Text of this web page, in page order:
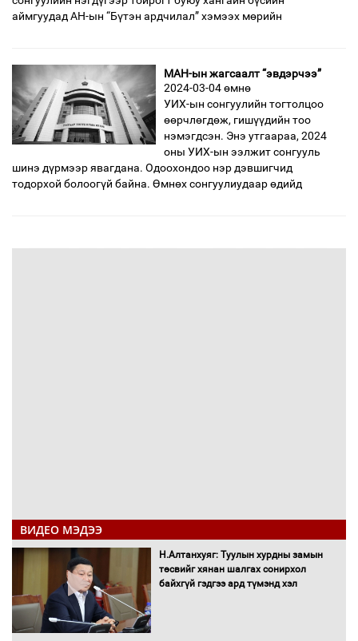
аймгуудад АН-ын “Бүтэн ардчилал” хэмээх мөрийн
МАН-ын жагсаалт “эвдэрчээ”
2024-03-04 өмнө
УИХ-ын сонгуулийн тогтолцоо
өөрчлөгдөж, гишүүдийн тоо
нэмэгдсэн. Энэ утгаараа, 2024
оны УИХ-ын ээлжит сонгууль
шинэ дүрмээр явагдана. Одоохондоо нэр дэвшигчид
тодорхой болоогүй байна. Өмнөх сонгуулиудаар өдийд
ВИДЕО МЭДЭЭ
Н.Алтанхуяг: Туулын хурдны замын
төсвийг хянан шалгах сонирхол
байхгүй гэдгээ ард түмэнд хэл